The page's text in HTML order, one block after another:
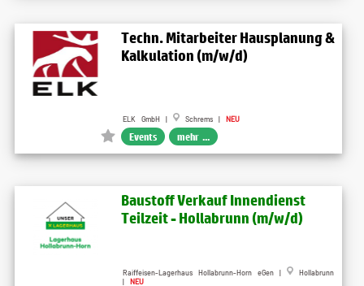
Techn. Mitarbeiter Hausplanung &
Kalkulation (m/w/d)
ELK GmbH | Schrems | NEU
Events mehr ...
Baustoff Verkauf Innendienst
Teilzeit - Hollabrunn (m/w/d)
Raiffeisen-Lagerhaus Hollabrunn-Horn eGen |
Hollabrunn
| NEU